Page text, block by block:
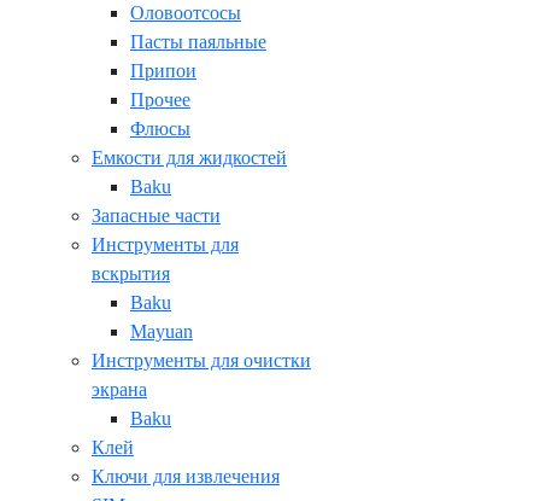
Оловоотсосы
Пасты паяльные
Припои
Прочее
Флюсы
Емкости для жидкостей
Baku
Запасные части
Инструменты для
вскрытия
Baku
Mayuan
Инструменты для очистки
экрана
Baku
Клей
Ключи для извлечения